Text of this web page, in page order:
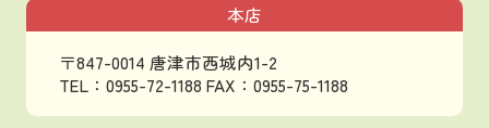
本店
〒847-0014 唐津市西城内1-2
TEL：0955-72-1188 FAX：0955-75-1188